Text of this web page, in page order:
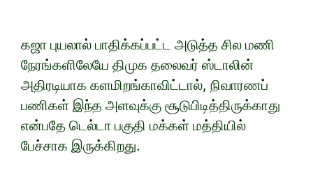
கஜா புயலால் பாதிக்கப்பட்ட அடுத்த சில மணி
நேரங்களிலேயே திமுக தலைவர் ஸ்டாலின்
அதிரடியாக களமிறங்காவிட்டால், நிவாரணப்
பணிகள் இந்த அளவுக்கு சூடுபிடித்திருக்காது
என்பதே டெல்டா பகுதி மக்கள் மத்தியில்
பேச்சாக இருக்கிறது.